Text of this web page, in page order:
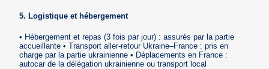
5. Logistique et hébergement
• Hébergement et repas (3 fois par jour) : assurés par la partie
accueillante • Transport aller-retour Ukraine–France : pris en
charge par la partie ukrainienne • Déplacements en France :
autocar de la délégation ukrainienne ou transport local